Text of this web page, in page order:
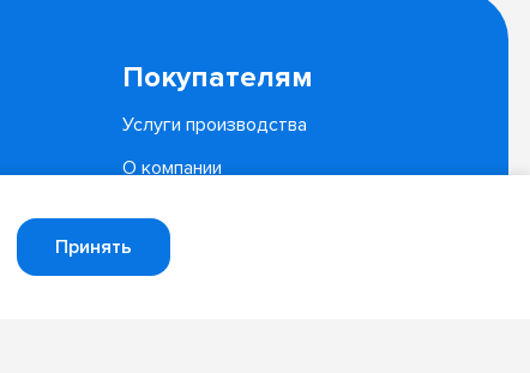
Покупателям
Услуги производства
О компании
Принять